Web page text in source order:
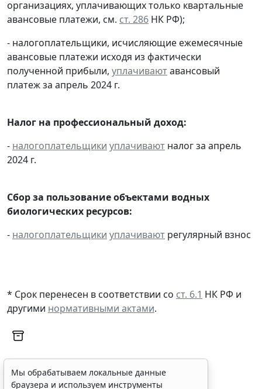
организациях, уплачивающих только квартальные
авансовые платежи, см. ст. 286 НК РФ);
- налогоплательщики, исчисляющие ежемесячные
авансовые платежи исходя из фактически
полученной прибыли, уплачиваютавансовый
платеж за апрель 2024 г.
Налог на профессиональный доход:
- налогоплательщики уплачивают налог за апрель
2024 г.
Сбор за пользование объектами водных
биологических ресурсов:
- налогоплательщики уплачивают регулярный взнос
* Срок перенесен в соответствии со ст. 6.1 НК РФ и
другими нормативными актами.
Мы обрабатываем локальные данные
браузера и используем инструменты